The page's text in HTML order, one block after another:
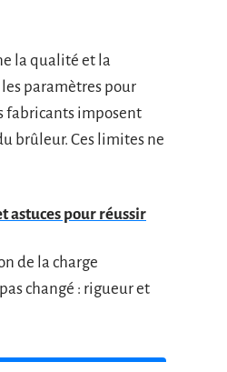
la qualité et la
les paramètres pour
fabricants imposent
brûleur. Ces limites ne
astuces pour réussir
de la charge
changé : rigueur et